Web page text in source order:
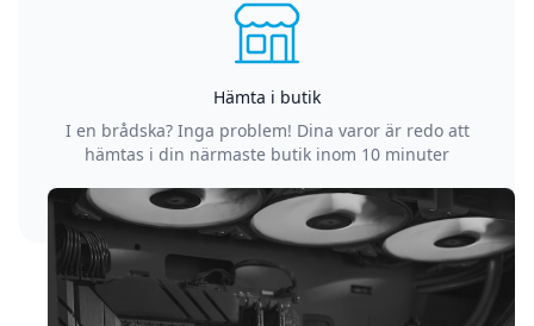
Hämta i butik
I en brådska? Inga problem! Dina varor är redo att
hämtas i din närmaste butik inom 10 minuter